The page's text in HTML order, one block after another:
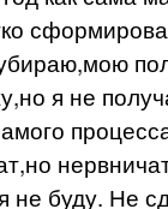
я не
не буду. Не